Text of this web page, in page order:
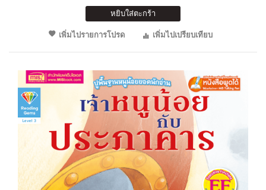
หยิบใส่ตะกร้า
เพิ่มไปรายการโปรด
เพิ่มไปเปรียบเทียบ